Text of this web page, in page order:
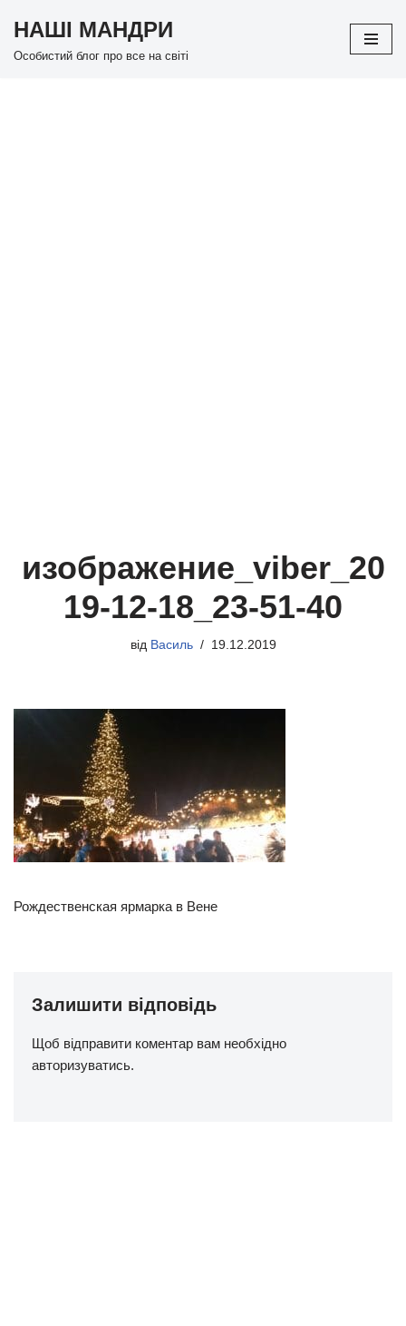
Перейти
НАШІ МАНДРИ
Особистий блог про все на світі
изображение_viber_20
19-12-18_23-51-40
від Василь 19.12.2019
Рождественская ярмарка в Вене
Залишити відповідь
Щоб відправити коментар вам необхідно
авторизуватись.